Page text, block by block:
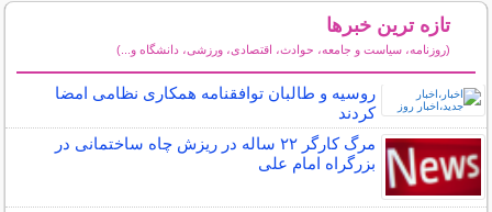
تازه ترین خبرها
(روزنامه، سیاست و جامعه، حوادث، اقتصادی، ورزشی، دانشگاه و...)
روسیه و طالبان توافقنامه همکاری نظامی امضا
کردند
مرگ کارگر ۲۲ ساله در ریزش چاه ساختمانی در
بزرگراه امام علی